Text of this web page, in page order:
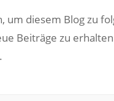
um diesem Blog zu
Beiträge zu